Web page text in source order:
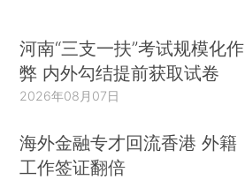
河南“三支一扶”考试规模化作
弊 内外勾结提前获取试卷
2026年08月07日
海外金融专才回流香港 外籍
工作签证翻倍